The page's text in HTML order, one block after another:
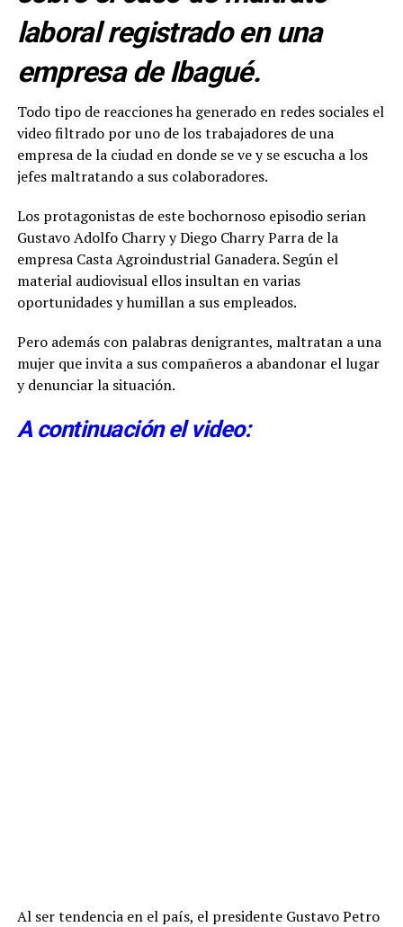
laboral registrado en una
empresa de Ibagué.
Todo tipo de reacciones ha generado en redes sociales el
video filtrado por uno de los trabajadores de una
empresa de la ciudad en donde se ve y se escucha a los
jefes maltratando a sus colaboradores.
Los protagonistas de este bochornoso episodio serian
Gustavo Adolfo Charry y Diego Charry Parra de la
empresa Casta Agroindustrial Ganadera. Según el
material audiovisual ellos insultan en varias
oportunidades y humillan a sus empleados.
Pero además con palabras denigrantes, maltratan a una
mujer que invita a sus compañeros a abandonar el lugar
y denunciar la situación.
A continuación el video:
Al ser tendencia en el país, el presidente Gustavo Petro